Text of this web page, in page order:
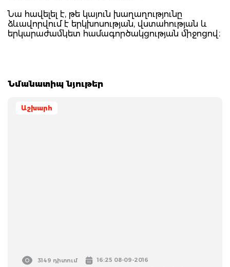
Նա հավելել է, թե կայուն խաղաղությունը
ձևավորվում է երկխոսության, վստահության և
երկարաժամկետ համագործակցության միջոցով։
Նմանատիպ նյութեր
Աշխարհ
3149 դիտում 16:25 08-09-2016